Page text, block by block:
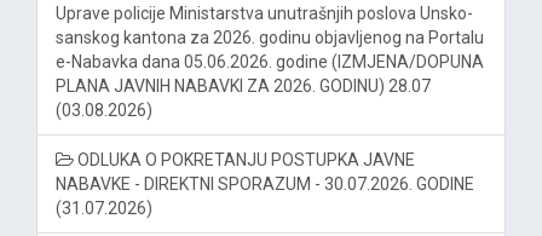
Uprave policije Ministarstva unutrašnjih poslova Unsko-
sanskog kantona za 2026. godinu objavljenog na Portalu
e-Nabavka dana 05.06.2026. godine (IZMJENA/DOPUNA
PLANA JAVNIH NABAVKI ZA 2026. GODINU) 28.07
(03.08.2026)
ODLUKA O POKRETANJU POSTUPKA JAVNE
NABAVKE - DIREKTNI SPORAZUM - 30.07.2026. GODINE
(31.07.2026)